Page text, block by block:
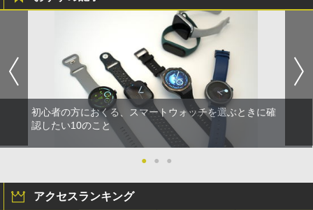
初心者の方におくる、スマートウォッチを選ぶときに確
認したい10のこと
● ● ●
アクセスランキング